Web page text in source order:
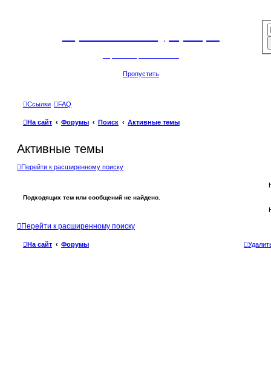
Пропустить
Ссылки FAQ
На сайт Форумы Поиск Активные темы
Активные темы
Перейти к расширенному поиску
Подходящих тем или сообщений не найдено.
Перейти к расширенному поиску
На сайт Форумы